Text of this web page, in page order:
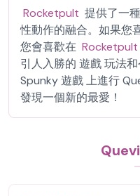
Rocketpult 提供了一
性動作的融合。如果您
您會喜歡在 Rocketpult
引人入勝的 遊戲 玩法
Spunky 遊戲 上進行
發現一個新的最愛！